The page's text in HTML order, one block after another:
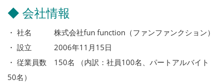
◆ 会社情報
・ 社名 株式会社fun function（ファンファンクション）
・ 設立 2006年11月15日
・ 従業員数 150名 （内訳：社員100名、パートアルバイト
50名）